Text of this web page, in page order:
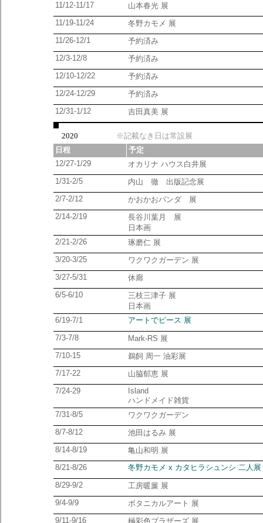
11/12-11/17
山本春光 展
11/19-11/24
冬野カモメ 展
11/26-12/1
予約済み
12/3-12/8
予約済み
12/10-12/22
予約済み
12/24-12/29
予約済み
12/31-1/12
吉田真美 展
2020
※記載なき日は常設展
日程
予定
12/27-1/29
オカリナ ハウス白井展
1/31-2/5
内山 徹 出版記念展
2/7-2/12
かおかおパンダ 展
2/14-2/19
長谷川葉月 展
日本画
2/21-2/26
琢磨仁 展
3/20-3/25
ワクワクガーデン 展
3/27-5/31
休廊
6/5-6/10
三枝三津子 展
日本画
6/19-7/1
アートでピース 展
7/3-7/8
Mark-RS 展
7/10-15
鵜飼 周一 油彩展
7/17-22
山脇郁恵 展
7/24-29
Island
ハンドメイド雑貨
7/31-8/5
ワクワクガーデン
8/7-8/12
池田はるみ 展
8/14-8/19
亀山和明 展
8/21-8/26
冬野カモメ x カタヒラシュンシ 二人展
8/29-9/2
工房暖簾 展
9/4-9/9
ボタニカルアート 展
9/11-9/16
極彩色ブラザーズ 展